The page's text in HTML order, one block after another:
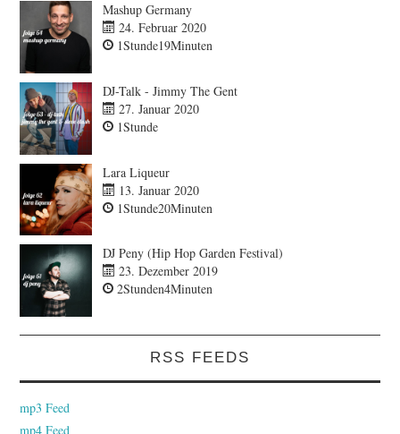
Mashup Germany
24. Februar 2020
1Stunde19Minuten
DJ-Talk - Jimmy The Gent
27. Januar 2020
1Stunde
Lara Liqueur
13. Januar 2020
1Stunde20Minuten
DJ Peny (Hip Hop Garden Festival)
23. Dezember 2019
2Stunden4Minuten
RSS FEEDS
mp3 Feed
mp4 Feed